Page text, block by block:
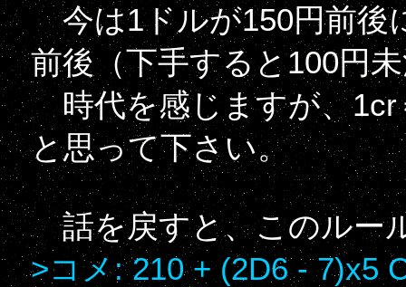
今は1ドルが150円前後
前後（下手すると100円
時代を感じますが、1cr
と思って下さい。
話を戻すと、このルー
>コメ: 210 + (2D6 - 7)x5